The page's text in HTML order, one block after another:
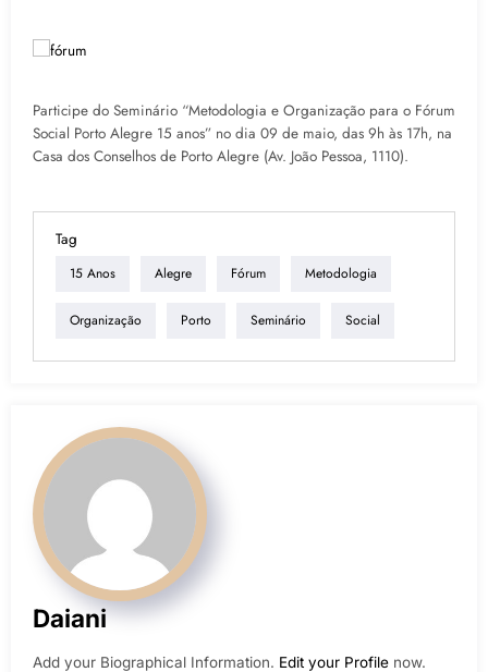
Participe do Seminário “Metodologia e Organização para o Fórum
Social Porto Alegre 15 anos” no dia 09 de maio, das 9h às 17h, na
Casa dos Conselhos de Porto Alegre (Av. João Pessoa, 1110).
Tag
15 Anos Alegre Fórum Metodologia
Organização Porto Seminário Social
Daiani
Add your Biographical Information. Edit your Profile now.